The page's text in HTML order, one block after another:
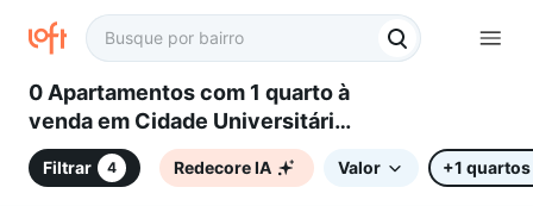
0 Apartamentos com 1 quarto à
venda em Cidade Universitária,
Campinas, SP
Filtrar 4 Redecore IA Valor +1 quartos